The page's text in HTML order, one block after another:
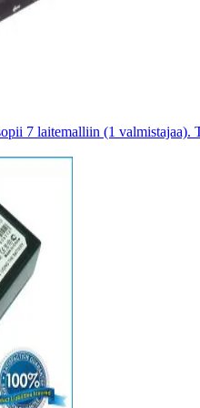
7 laitemalliin (1 valmistajaa).